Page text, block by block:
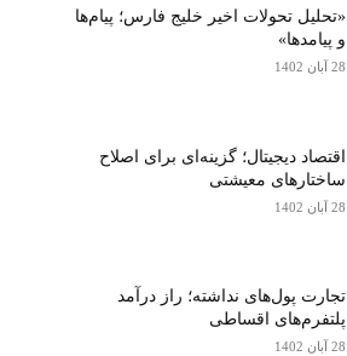
«تحلیل تحولات اخیر خلیج فارس؛ پیام‌ها
و پیامدها»
28 آبان 1402
اقتصاد دیجیتال؛ گزینه‌ای برای اصلاح
ساختارهای معیشتی
28 آبان 1402
تجارت پول‌های نداشته؛ راز درآمد
پلتفرم‌های اقساطی
28 آبان 1402